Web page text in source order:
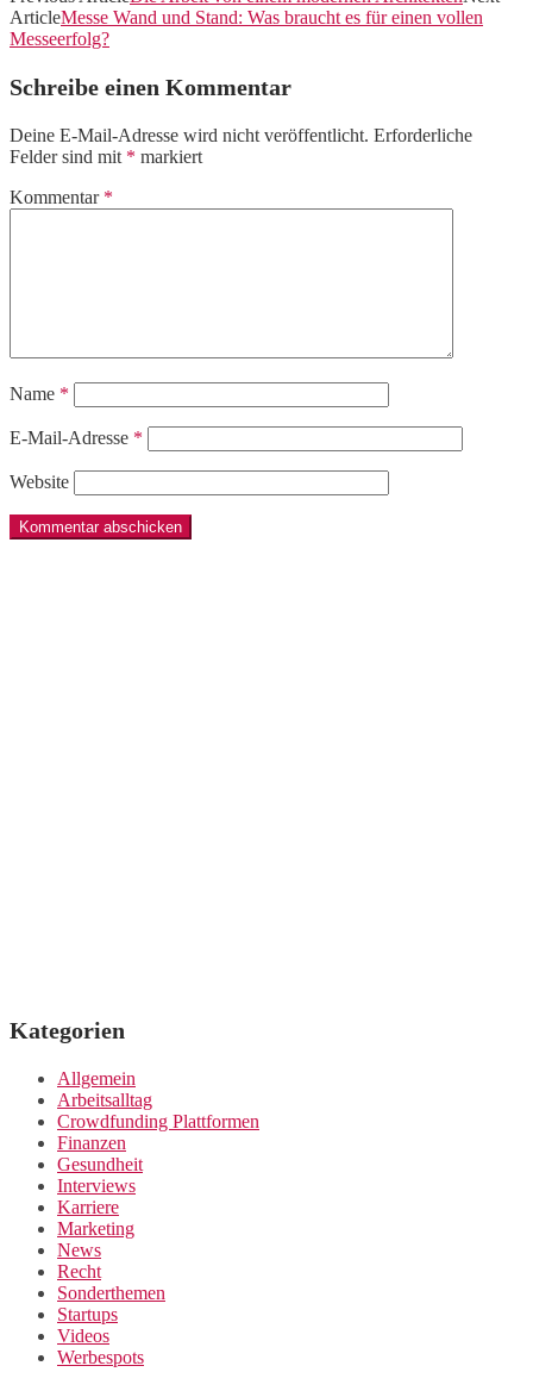
ArticleMesse Wand und Stand: Was braucht es für einen vollen
Messeerfolg?
Schreibe einen Kommentar
Deine E-Mail-Adresse wird nicht veröffentlicht. Erforderliche
Felder sind mit * markiert
Kommentar *
Name *
E-Mail-Adresse *
Website
Kategorien
Allgemein
Arbeitsalltag
Crowdfunding Plattformen
Finanzen
Gesundheit
Interviews
Karriere
Marketing
News
Recht
Sonderthemen
Startups
Videos
Werbespots